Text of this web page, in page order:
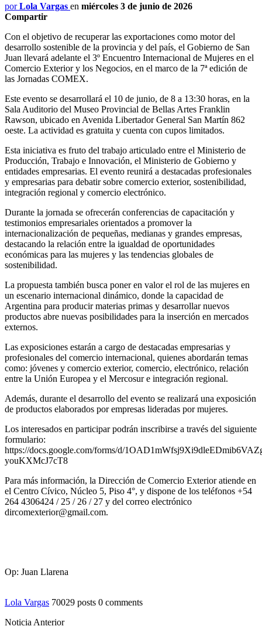
porLola Vargas en miércoles 3 de junio de 2026
Compartir
Con el objetivo de recuperar las exportaciones como motor del
desarrollo sostenible de la provincia y del país, el Gobierno de San
Juan llevará adelante el 3º Encuentro Internacional de Mujeres en el
Comercio Exterior y los Negocios, en el marco de la 7ª edición de
las Jornadas COMEX.
Este evento se desarrollará el 10 de junio, de 8 a 13:30 horas, en la
Sala Auditorio del Museo Provincial de Bellas Artes Franklin
Rawson, ubicado en Avenida Libertador General San Martín 862
oeste. La actividad es gratuita y cuenta con cupos limitados.
Esta iniciativa es fruto del trabajo articulado entre el Ministerio de
Producción, Trabajo e Innovación, el Ministerio de Gobierno y
entidades empresarias. El evento reunirá a destacadas profesionales
y empresarias para debatir sobre comercio exterior, sostenibilidad,
integración regional y comercio electrónico.
Durante la jornada se ofrecerán conferencias de capacitación y
testimonios empresariales orientados a promover la
internacionalización de pequeñas, medianas y grandes empresas,
destacando la relación entre la igualdad de oportunidades
económicas para las mujeres y las tendencias globales de
sostenibilidad.
La propuesta también busca poner en valor el rol de las mujeres en
un escenario internacional dinámico, donde la capacidad de
Argentina para producir materias primas y desarrollar nuevos
productos abre nuevas posibilidades para la inserción en mercados
externos.
Las exposiciones estarán a cargo de destacadas empresarias y
profesionales del comercio internacional, quienes abordarán temas
como: jóvenes y comercio exterior, comercio, electrónico, relación
entre la Unión Europea y el Mercosur e integración regional.
Además, durante el desarrollo del evento se realizará una exposición
de productos elaborados por empresas lideradas por mujeres.
Los interesados en participar podrán inscribirse a través del siguiente
formulario:
https://docs.google.com/forms/d/
youKXMcJ7cT8
Para más información, la Dirección de Comercio Exterior atiende en
el Centro Cívico, Núcleo 5, Piso 4°, y dispone de los teléfonos +54
264 4306424 / 25 / 26 / 27 y del correo electrónico
dircomexterior@gmail.com.
Op: Juan Llarena
Lola Vargas 70029 posts 0 comments
Noticia Anterior